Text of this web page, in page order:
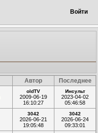
Войти
Автор Последнее
oldTV
2009-06-19
16:10:27
Инсульт
2023-04-02
05:46:58
3042
2026-06-21
19:05:48
3042
2026-06-24
09:33:01